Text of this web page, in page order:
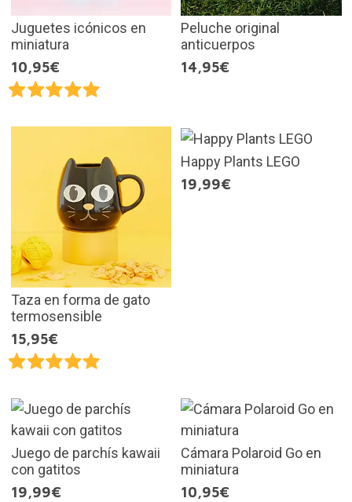
Juguetes icónicos en
miniatura
10,95€
Peluche original
anticuerpos
14,95€
Taza en forma de gato
termosensible
15,95€
Happy Plants LEGO
19,99€
Juego de parchís kawaii
con gatitos
19,99€
Cámara Polaroid Go en
miniatura
10,95€